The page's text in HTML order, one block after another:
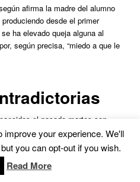
afirma la madre del alumno
desde el primer
ha elevado queja alguna al
según precisa, “miedo a que le
el pasado martes son
a uno de los sancionados
la que el alumnado gritó
libertad!”, “¡Catalunya libre!”
indica que su hijo tan sólo se
your experience. We'll
you can opt-out if you wish.
Read More